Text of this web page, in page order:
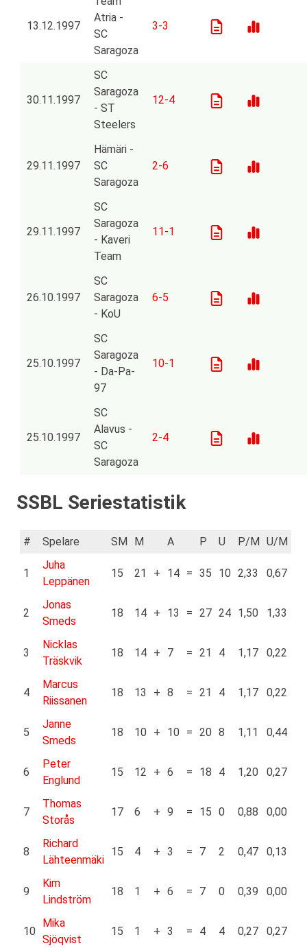
13.12.1997
Atria -
SC
Saragoza
3-3
30.11.1997
SC
Saragoza
- ST
Steelers
12-4
29.11.1997
Hämäri -
SC
Saragoza
2-6
29.11.1997
SC
Saragoza
- Kaveri
Team
11-1
26.10.1997
SC
Saragoza
- KoU
6-5
25.10.1997
SC
Saragoza
- Da-Pa-
97
10-1
25.10.1997
SC
Alavus -
SC
Saragoza
2-4
SSBL Seriestatistik
# Spelare SM M A P U P/M U/M
1
Juha
Leppänen
15 21 + 14 = 35 10 2,33 0,67
2
Jonas
Smeds
18 14 + 13 = 27 24 1,50 1,33
3
Nicklas
Träskvik
18 14 + 7 = 21 4 1,17 0,22
4
Marcus
Riissanen
18 13 + 8 = 21 4 1,17 0,22
5
Janne
Smeds
18 10 + 10 = 20 8 1,11 0,44
6
Peter
Englund
15 12 + 6 = 18 4 1,20 0,27
7
Thomas
Storås
17 6 + 9 = 15 0 0,88 0,00
8
Richard
Lähteenmäki
15 4 + 3 = 7 2 0,47 0,13
9
Kim
Lindström
18 1 + 6 = 7 0 0,39 0,00
10
Mika
Sjöqvist
15 1 + 3 = 4 4 0,27 0,27